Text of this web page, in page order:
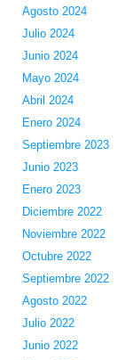
Agosto 2024
Julio 2024
Junio 2024
Mayo 2024
Abril 2024
Enero 2024
Septiembre 2023
Junio 2023
Enero 2023
Diciembre 2022
Noviembre 2022
Octubre 2022
Septiembre 2022
Agosto 2022
Julio 2022
Junio 2022